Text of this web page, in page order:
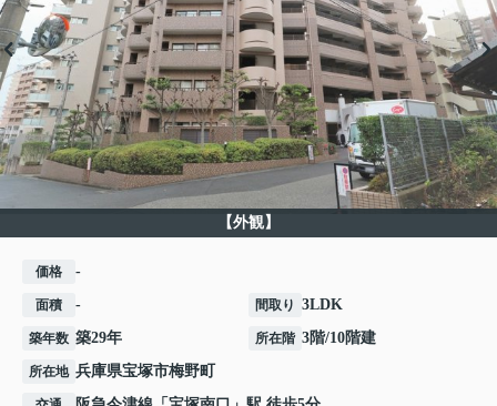
【外観】
価格 -
面積 - 間取り 3LDK
築年数 築29年 所在階 3階/10階建
所在地 兵庫県宝塚市梅野町